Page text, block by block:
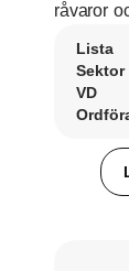
råvaror
Lista
Sektor
VD